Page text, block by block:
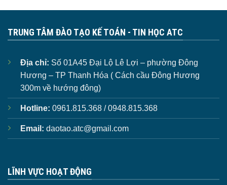
TRUNG TÂM ĐÀO TẠO KẾ TOÁN - TIN HỌC ATC
Địa chỉ: Số 01A45 Đại Lộ Lê Lợi – phường Đông
Hương – TP Thanh Hóa ( Cách cầu Đông Hương
300m về hướng đông)
Hotline: 0961.815.368 / 0948.815.368
Email: daotao.atc@gmail.com
LĨNH VỰC HOẠT ĐỘNG